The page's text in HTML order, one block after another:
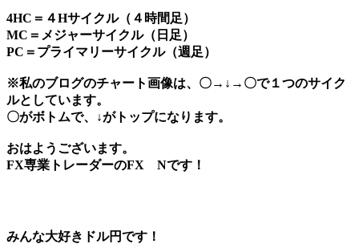
4HC＝４Hサイクル（４時間足）
MC＝メジャーサイクル（日足）
PC＝プライマリーサイクル（週足）
※私のブログのチャート画像は、〇→↓→〇で１つのサイク
ルとしています。
〇がボトムで、↓がトップになります。
おはようございます。
FX専業トレーダーのFX Nです！
みんな大好きドル円です！